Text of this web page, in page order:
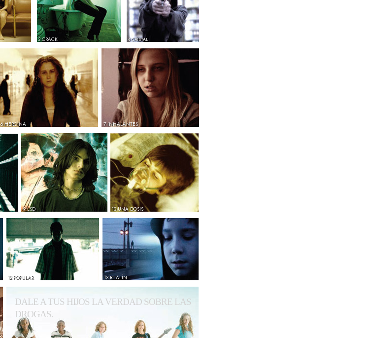
3 CRACK 4 CRISTAL
6 HEROÍNA 7 INHALANTES
9 LSD 10 UNA DOSIS
12 POPULAR 13 RITALÍN
DALE A TUS HIJOS LA VERDAD SOBRE LAS
DROGAS.